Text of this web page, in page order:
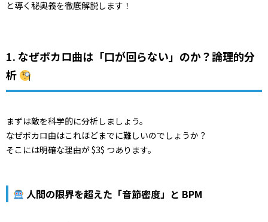
と導く秘奥義を徹底解説します！
1. なぜボカロ曲は「口が回らない」のか？論理的分
析
まずは敵を科学的に分析しましょう。
なぜボカロ曲はこれほどまでに難しいのでしょうか？
そこには明確な理由が $3$ つあります。
人間の限界を超えた「音節密度」と BPM